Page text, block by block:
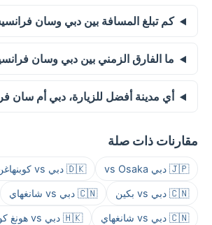
كم تبلغ المسافة بين دبي وسان
ما الفارق الزمني بين دبي وسان
أي مدينة أفضل للزيارة، دبي أم سان
مقارنات ذات صلة
🇯🇵 دبي vs Osaka 🇩🇰 دبي vs كوبنهاغن
🇨🇳 دبي vs بكين 🇨🇳 دبي vs شانغهاي
🇨🇳 دبي vs شانغهاي 🇭🇰 دبي vs هونغ كونغ